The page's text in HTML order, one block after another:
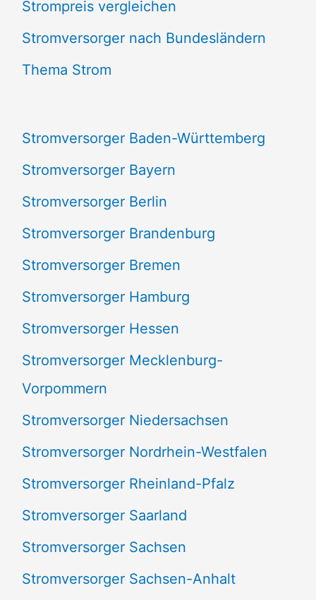
h
e
n
h
:
Strompreis vergleichen
Stromversorger nach Bundesländern
Thema Strom
Stromversorger Baden-Württemberg
Stromversorger Bayern
Stromversorger Berlin
Stromversorger Brandenburg
Stromversorger Bremen
Stromversorger Hamburg
Stromversorger Hessen
Stromversorger Mecklenburg-
Vorpommern
Stromversorger Niedersachsen
Stromversorger Nordrhein-Westfalen
Stromversorger Rheinland-Pfalz
Stromversorger Saarland
Stromversorger Sachsen
Stromversorger Sachsen-Anhalt